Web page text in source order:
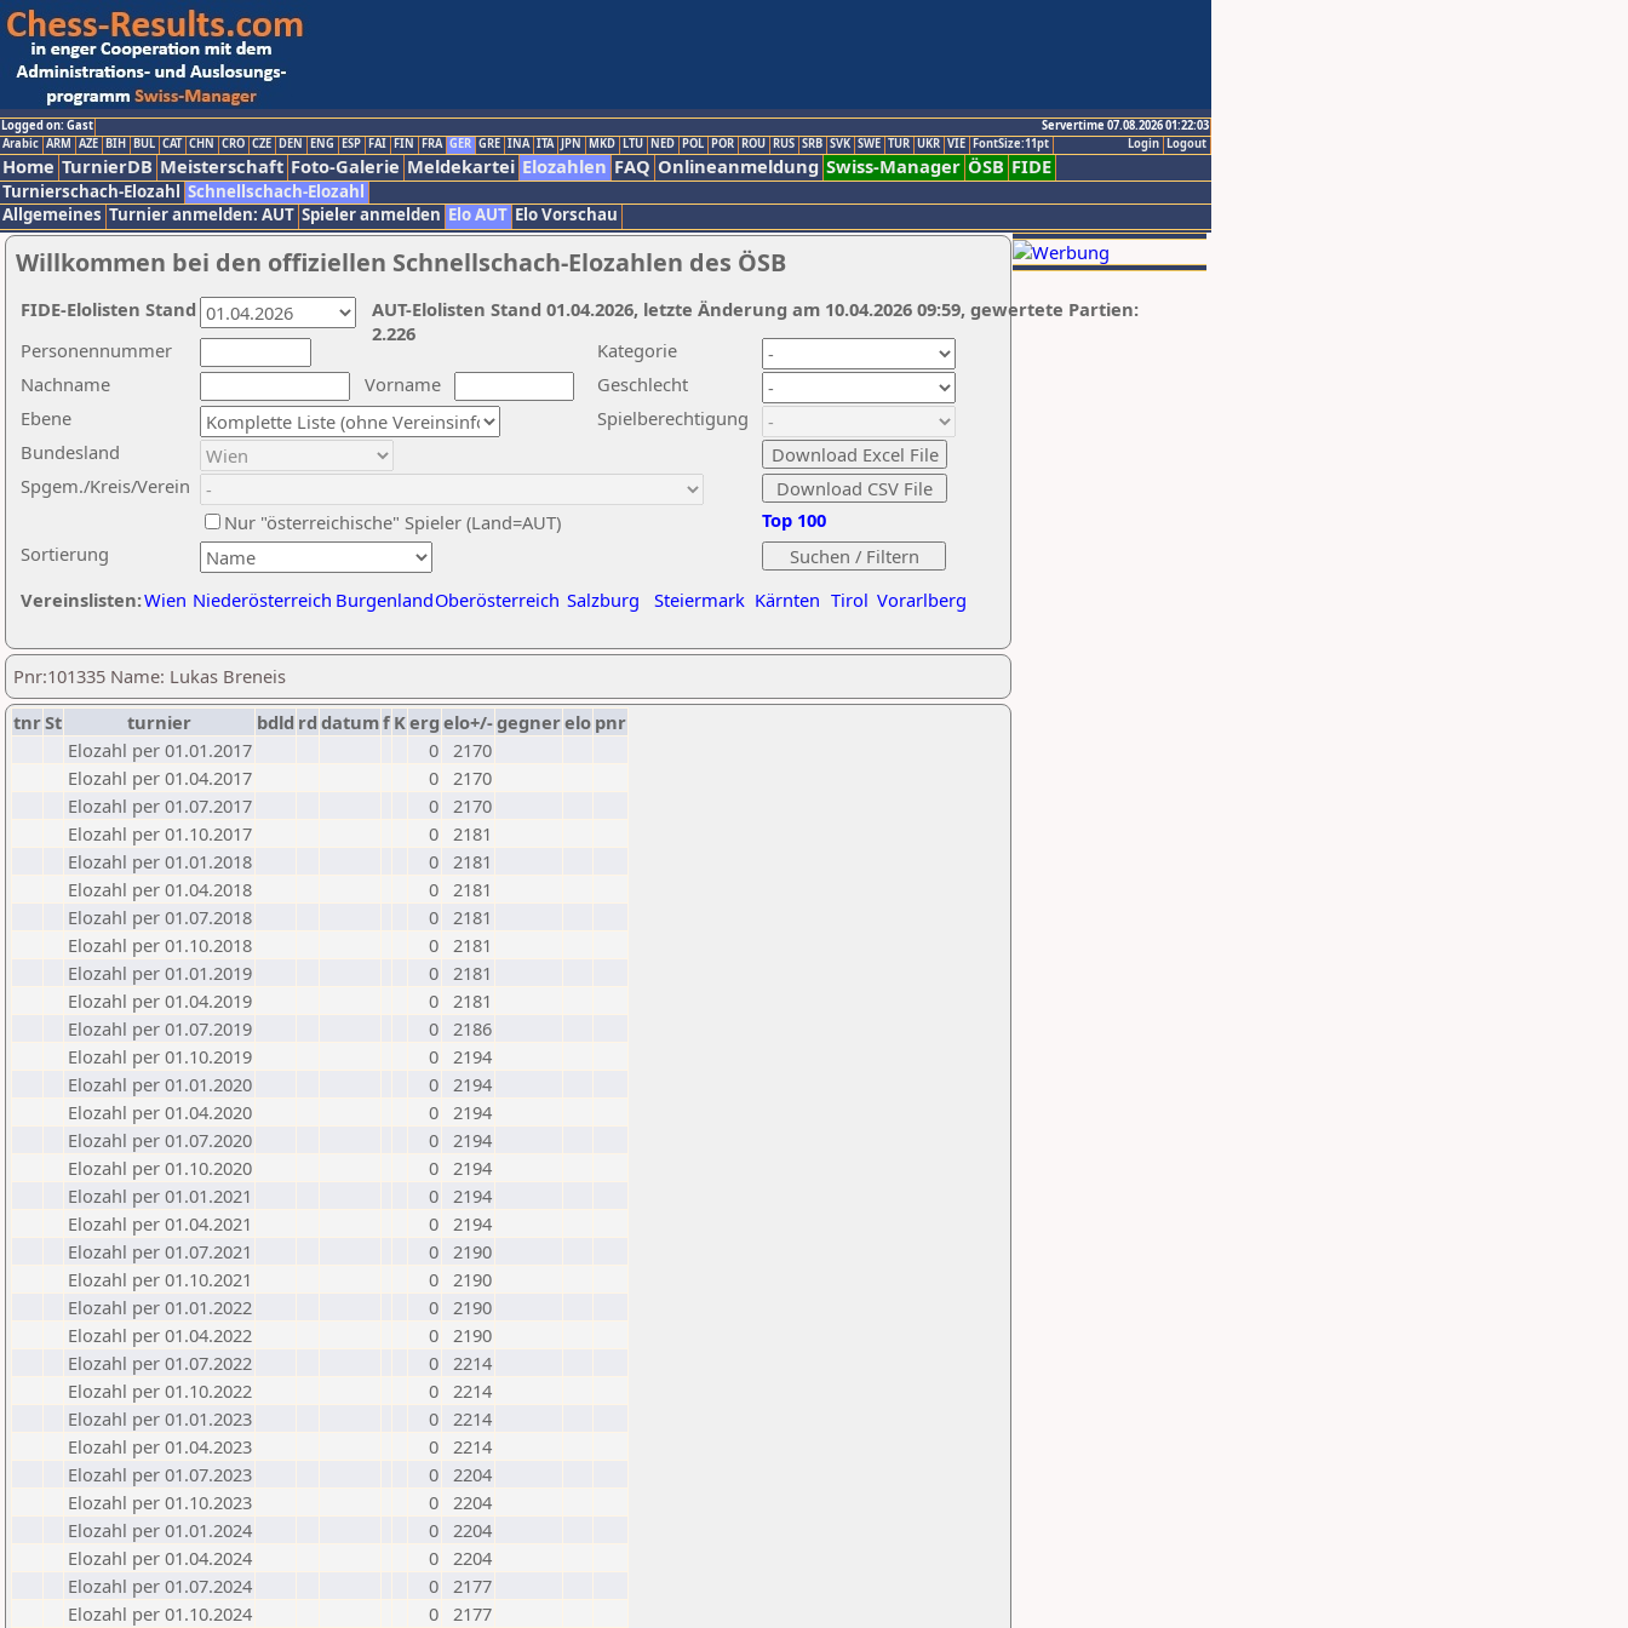
Logged on: Gast
Servertime 07.08.2026 01:22:03
Logout
Login
Arabic ARM AZE BIH BUL CAT CHN CRO CZE DEN ENG ESP FAI FIN FRA GER GRE INA ITA JPN MKD LTU NED POL POR ROU RUS SRB SVK SWE TUR UKR VIE FontSize:11pt
Home TurnierDB Meisterschaft Foto-Galerie Meldekartei Elozahlen FAQ Onlineanmeldung Swiss-Manager ÖSB FIDE
Turnierschach-Elozahl Schnellschach-Elozahl
Allgemeines Turnier anmelden: AUT Spieler anmelden Elo AUT Elo Vorschau
Willkommen bei den offiziellen Schnellschach-Elozahlen des ÖSB
Nachname
Vorname
Ebene
Kategorie
Sortierung
Personennummer
Bundesland
Spgem./Kreis/Verein
Geschlecht
Nur "österreichische" Spieler (Land=AUT)
Spielberechtigung
Vereinslisten:Wien Niederösterreich BurgenlandOberösterreich Salzburg Steiermark Kärnten Tirol Vorarlberg
Top 100
AUT-Elolisten Stand 01.04.2026, letzte Änderung am 10.04.2026 09:59, gewertete Partien:
2.226
FIDE-Elolisten Stand
Pnr:101335 Name: Lukas Breneis
tnrSt turnier bdld rd datumf Kerg elo+/-gegnerelo pnr
Elozahl per 01.01.2017
0 2170
Elozahl per 01.04.2017
0 2170
Elozahl per 01.07.2017
0 2170
Elozahl per 01.10.2017
0 2181
Elozahl per 01.01.2018
0 2181
Elozahl per 01.04.2018
0 2181
Elozahl per 01.07.2018
0 2181
Elozahl per 01.10.2018
0 2181
Elozahl per 01.01.2019
0 2181
Elozahl per 01.04.2019
0 2181
Elozahl per 01.07.2019
0 2186
Elozahl per 01.10.2019
0 2194
Elozahl per 01.01.2020
0 2194
Elozahl per 01.04.2020
0 2194
Elozahl per 01.07.2020
0 2194
Elozahl per 01.10.2020
0 2194
Elozahl per 01.01.2021
0 2194
Elozahl per 01.04.2021
0 2194
Elozahl per 01.07.2021
0 2190
Elozahl per 01.10.2021
0 2190
Elozahl per 01.01.2022
0 2190
Elozahl per 01.04.2022
0 2190
Elozahl per 01.07.2022
0 2214
Elozahl per 01.10.2022
0 2214
Elozahl per 01.01.2023
0 2214
Elozahl per 01.04.2023
0 2214
Elozahl per 01.07.2023
0 2204
Elozahl per 01.10.2023
0 2204
Elozahl per 01.01.2024
0 2204
Elozahl per 01.04.2024
0 2204
Elozahl per 01.07.2024
0 2177
Elozahl per 01.10.2024
0 2177